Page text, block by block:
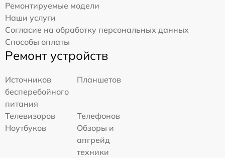
Ремонтируемые модели
Наши услуги
Согласие на обработку персональных данных
Способы оплаты
Ремонт устройств
Источников
бесперебойного
питания
Планшетов
Телевизоров
Телефонов
Ноутбуков
Обзоры и
апгрейд
техники